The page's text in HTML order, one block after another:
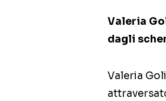
Valeria
dagli
Valeria